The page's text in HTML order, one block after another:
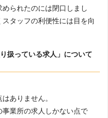
られたのには閉口しまし
タッフの利便性には目を向
扱っている求人」について
ありません。
事業所の求人しかない点で